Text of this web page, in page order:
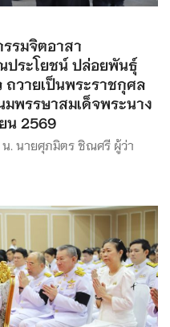
รมจิตอาสา
ประโยชน์ ปล่อยพันธุ์
วายเป็นพระราชกุศล
มพรรษาสมเด็จพระนาง
น 2569
. นายศุภมิตร ชิณศรี ผู้ว่า